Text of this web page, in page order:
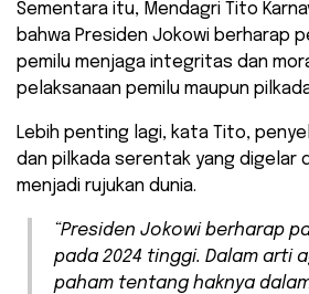
Sementara itu, Mendagri Tito
bahwa Presiden Jokowi berharap
pemilu menjaga integritas dan
pelaksanaan pemilu maupun
Lebih penting lagi, kata Tito,
dan pilkada serentak yang digelar
menjadi rujukan dunia.
“Presiden Jokowi berharap
pada 2024 tinggi. Dalam arti
paham tentang haknya